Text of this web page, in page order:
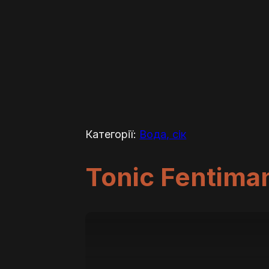
Категорії: Вода, сік
Tonic